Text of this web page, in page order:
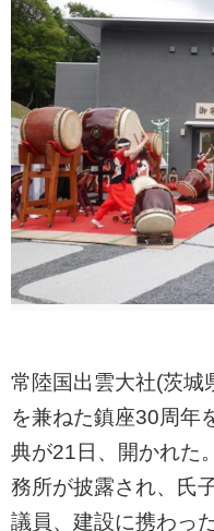
常陸国出雲大社(茨城
を兼ねた鎮座30周年
典が21日、開かれた
務所が披露され、氏
議員、建設に携わっ